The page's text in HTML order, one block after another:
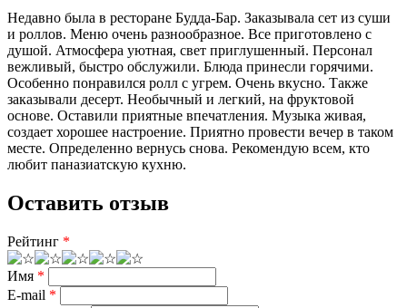
Недавно была в ресторане Будда-Бар. Заказывала сет из суши
и роллов. Меню очень разнообразное. Все приготовлено с
душой. Атмосфера уютная, свет приглушенный. Персонал
вежливый, быстро обслужили. Блюда принесли горячими.
Особенно понравился ролл с угрем. Очень вкусно. Также
заказывали десерт. Необычный и легкий, на фруктовой
основе. Оставили приятные впечатления. Музыка живая,
создает хорошее настроение. Приятно провести вечер в таком
месте. Определенно вернусь снова. Рекомендую всем, кто
любит паназиатскую кухню.
Оставить отзыв
Рейтинг *
Имя *
E-mail *